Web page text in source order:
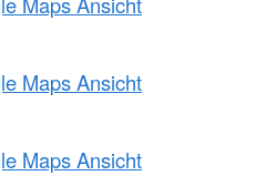
Maps Ansicht
Maps Ansicht